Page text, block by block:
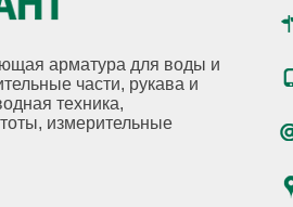
арматура для воды и
части, рукава и
техника,
измерительные